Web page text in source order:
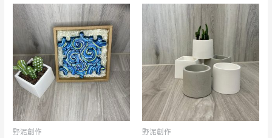
黃
數
量
野泥創作 野泥創作